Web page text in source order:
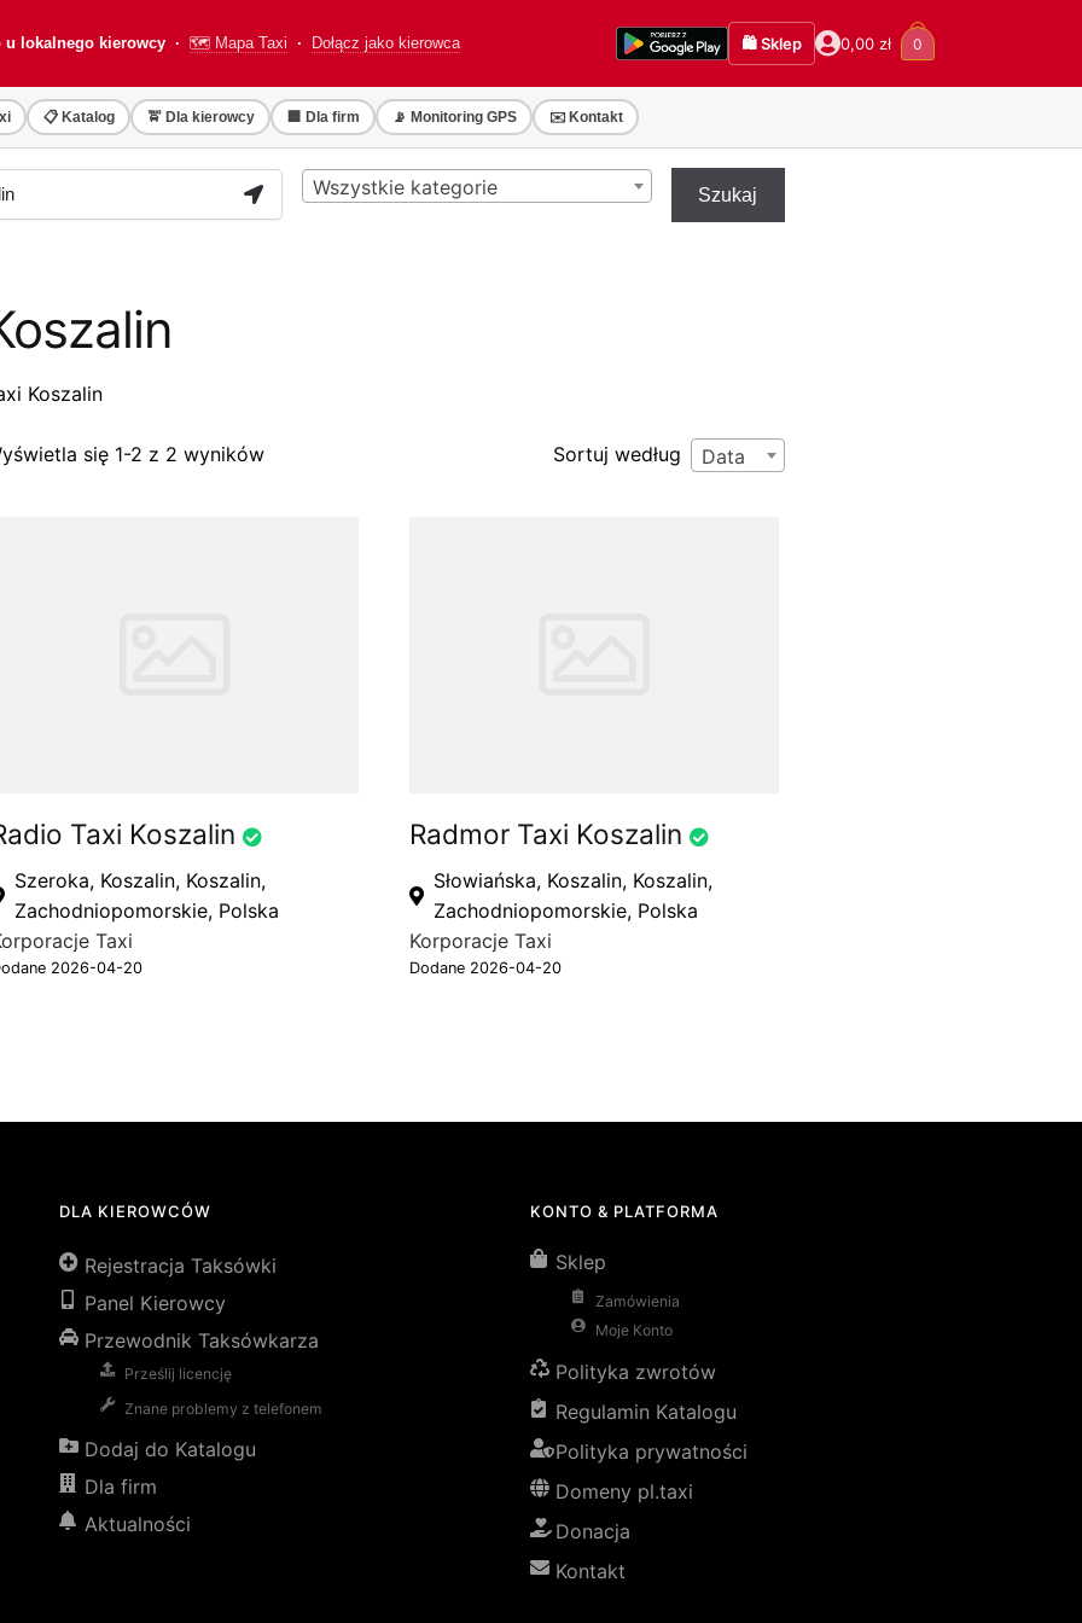
u lokalnego kierowcy · 🗺️ Mapa Taxi · Dołącz jako kierowca 🛍️ Sklep 0,00 zł 0
📋 Katalog 🚖 Dla kierowcy 🏢 Dla firm 📡 Monitoring GPS ✉️ Kontakt
Wszystkie kategorie Szukaj
Koszalin
się 1-2 z 2 wyników Sortuj według Data
Taxi Koszalin
Szeroka, Koszalin, Koszalin,
Zachodniopomorskie, Polska
Taxi
2026-04-20
Radmor Taxi Koszalin
Słowiańska, Koszalin, Koszalin,
Zachodniopomorskie, Polska
Korporacje Taxi
Dodane 2026-04-20
DLA KIEROWCÓW
Rejestracja Taksówki
Panel Kierowcy
Przewodnik Taksówkarza
Prześlij licencję
Znane problemy z telefonem
Dodaj do Katalogu
Dla firm
Aktualności
KONTO & PLATFORMA
Sklep
Zamówienia
Moje Konto
Polityka zwrotów
Regulamin Katalogu
Polityka prywatności
Domeny pl.taxi
Donacja
Kontakt